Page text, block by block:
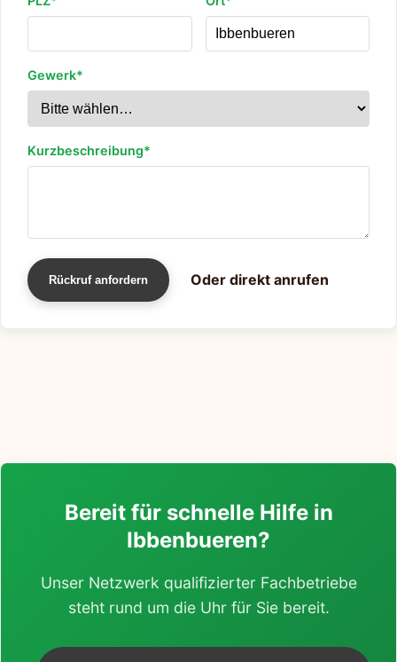
Gewerk*
Kurzbeschreibung*
Rückruf anfordern Oder direkt anrufen
Bereit für schnelle Hilfe in
Ibbenbueren?
Unser Netzwerk qualifizierter Fachbetriebe
steht rund um die Uhr für Sie bereit.